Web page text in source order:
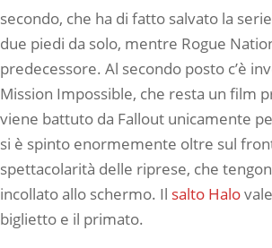
secondo, che ha di fatto salvato la
due piedi da solo, mentre Rogue
predecessore. Al secondo posto c’è
Mission Impossible, che resta un film
viene battuto da Fallout unicamente
si è spinto enormemente oltre sul
spettacolarità delle riprese, che
incollato allo schermo. Il salto Halo
biglietto e il primato.